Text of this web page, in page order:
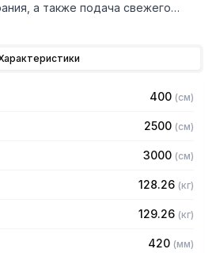
а также подача свежего
сказывается на микроклимате
утвари. Поэтому это
микроклимат в помещении и
горячего цеха.
400 (см)
2500 (см)
3000 (см)
128.26 (кг)
129.26 (кг)
420 (мм)